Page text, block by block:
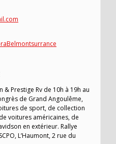
& Prestige Rv de 10h à 19h au
de Grand Angoulême,
de sport, de collection
voitures américaines, de
en extérieur. Rallye
L’Haumont, 2 rue du